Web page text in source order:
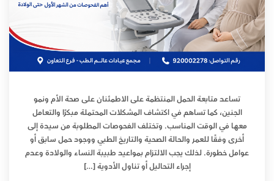
تساعد متابعة الحمل المنتظمة على الاطمئنان على صحة الأم ونمو
الجنين، كما تساهم في اكتشاف المشكلات المحتملة مبكرًا والتعامل
معها في الوقت المناسب. وتختلف الفحوصات المطلوبة من سيدة إلى
أخرى وفقًا للعمر والحالة الصحية والتاريخ الطبي ووجود حمل سابق أو
عوامل خطورة. لذلك يجب الالتزام بمواعيد طبيبة النساء والولادة وعدم
إجراء التحاليل أو تناول الأدوية […]